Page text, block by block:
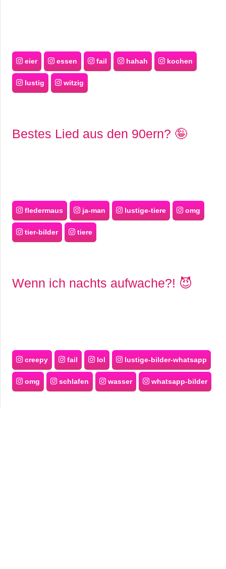
eier essen fail hahah kochen
lustig witzig
Bestes Lied aus den 90ern? 🤪
fledermaus ja-man lustige-tiere omg
tier-bilder tiere
Wenn ich nachts aufwache?! 😈
creepy fail lol lustige-bilder-whatsapp
omg schlafen wasser whatsapp-bilder